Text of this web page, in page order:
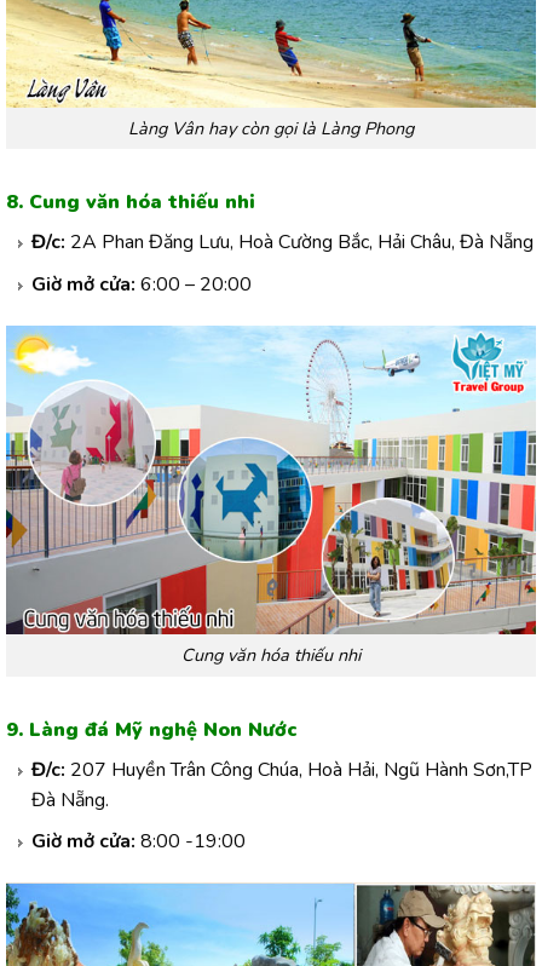
Làng Vân hay còn gọi là Làng Phong
8. Cung văn hóa thiếu nhi
Đ/c: 2A Phan Đăng Lưu, Hoà Cường Bắc, Hải Châu, Đà Nẵng
Giờ mở cửa: 6:00 – 20:00
Cung văn hóa thiếu nhi
9. Làng đá Mỹ nghệ Non Nước
Đ/c: 207 Huyền Trân Công Chúa, Hoà Hải, Ngũ Hành Sơn,TP
Đà Nẵng.
Giờ mở cửa: 8:00 -19:00